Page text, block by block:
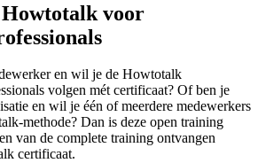
voor
en wil je de Howtotalk
volgen mét certificaat? Of ben je
en wil je één of meerdere medewerkers
Dan is deze open training
van de complete training ontvangen
certificaat.